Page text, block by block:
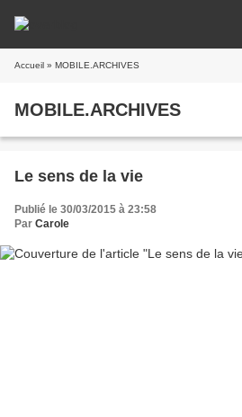
Accueil » MOBILE.ARCHIVES
MOBILE.ARCHIVES
Le sens de la vie
Publié le 30/03/2015 à 23:58
Par Carole